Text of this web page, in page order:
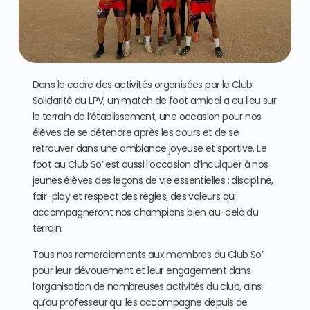
Dans le cadre des activités organisées par le Club
Solidarité du LPV, un match de foot amical a eu lieu sur
le terrain de l’établissement, une occasion pour nos
élèves de se détendre après les cours et de se
retrouver dans une ambiance joyeuse et sportive. Le
foot au Club So’ est aussi l’occasion d’inculquer à nos
jeunes élèves des leçons de vie essentielles : discipline,
fair-play et respect des règles, des valeurs qui
accompagneront nos champions bien au-delà du
terrain.
Tous nos remerciements aux membres du Club So’
pour leur dévouement et leur engagement dans
l’organisation de nombreuses activités du club, ainsi
qu’au professeur qui les accompagne depuis de